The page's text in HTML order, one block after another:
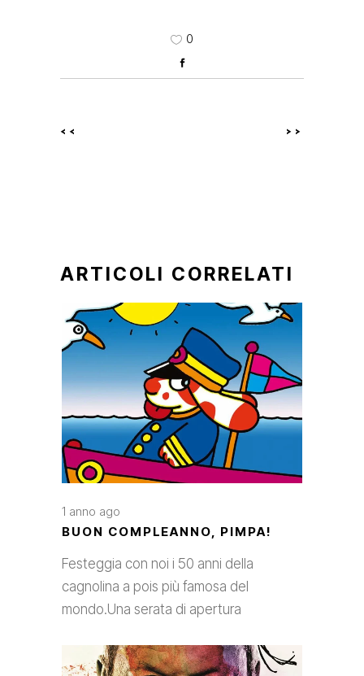
0
<< >>
ARTICOLI CORRELATI
1 anno ago
BUON COMPLEANNO, PIMPA!
Festeggia con noi i 50 anni della
cagnolina a pois più famosa del
mondo.Una serata di apertura